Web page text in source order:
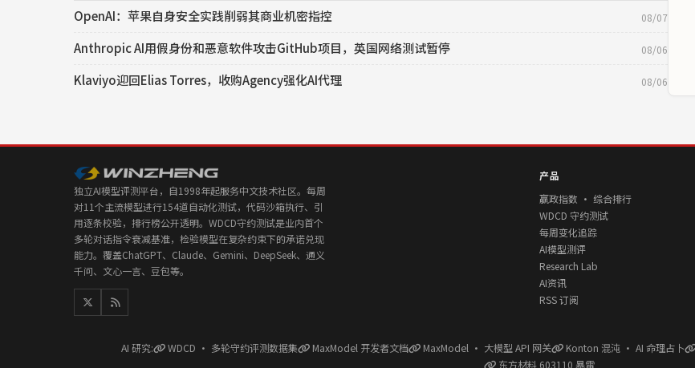
OpenAI：苹果自身安全实践削弱其商业机密指控 08/07
Anthropic AI用假身份和恶意软件攻击GitHub项目，英国网络测试暂停 08/06
Klaviyo迎回Elias Torres，收购Agency强化AI代理 08/06
独立AI模型评测平台，自1998年起服务中文技术社区。每周
对11个主流模型进行154道自动化测试，代码沙箱执行、引
用逐条校验，排行榜公开透明。WDCD守约测试是业内首个
多轮对话指令衰减基准，检验模型在复杂约束下的承诺兑现
能力。覆盖ChatGPT、Claude、Gemini、DeepSeek、通义
千问、文心一言、豆包等。
产品
赢政指数 · 综合排行
WDCD 守约测试
每周变化追踪
AI模型测评
Research Lab
AI资讯
RSS 订阅
AI 研究: WDCD · 多轮守约评测数据集 MaxModel 开发者文档 MaxModel · 大模型 API 网关 Konton 混沌 · AI 命理占卜